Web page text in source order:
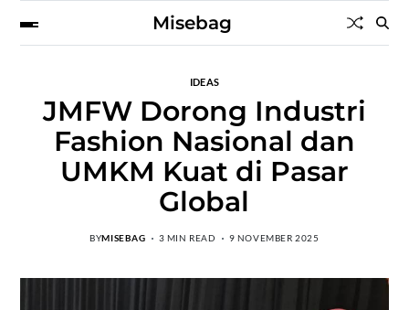
Misebag
IDEAS
JMFW Dorong Industri
Fashion Nasional dan
UMKM Kuat di Pasar
Global
BYMISEBAG 3 MIN READ 9 NOVEMBER 2025